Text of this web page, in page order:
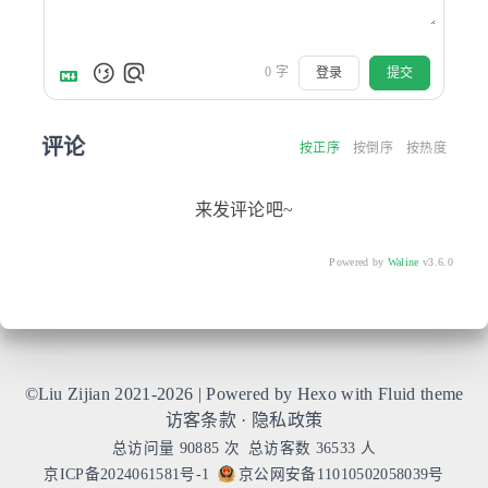
0 字 登录 提交
评论 按正序 按倒序 按热度
来发评论吧~
Powered by Waline v3.6.0
©Liu Zijian 2021-2026 | Powered by Hexo with Fluid theme
访客条款 · 隐私政策
总访问量 90885 次 总访客数 36533 人
京ICP备2024061581号-1
京公网安备11010502058039号